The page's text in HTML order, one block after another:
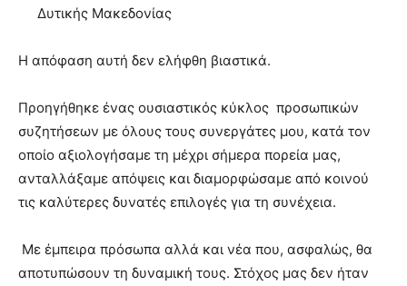
Δυτικής Μακεδονίας
Η απόφαση αυτή δεν ελήφθη βιαστικά.
Προηγήθηκε ένας ουσιαστικός κύκλος προσωπικών
συζητήσεων με όλους τους συνεργάτες μου, κατά τον
οποίο αξιολογήσαμε τη μέχρι σήμερα πορεία μας,
ανταλλάξαμε απόψεις και διαμορφώσαμε από κοινού
τις καλύτερες δυνατές επιλογές για τη συνέχεια.
Με έμπειρα πρόσωπα αλλά και νέα που, ασφαλώς, θα
αποτυπώσουν τη δυναμική τους. Στόχος μας δεν ήταν